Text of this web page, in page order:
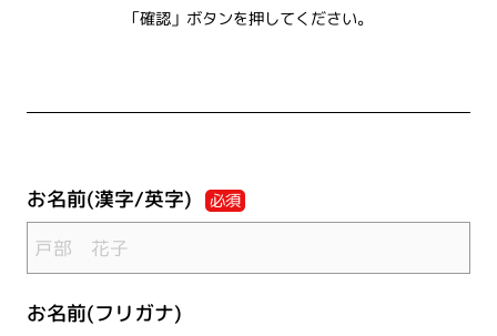
「確認」ボタンを押してください。
お名前(漢字/英字) 必須
お名前(フリガナ)